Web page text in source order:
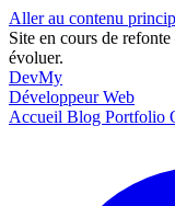
Aller au contenu
Site en cours de
évoluer.
DevMy
Développeur Web
Accueil Blog Portfolio